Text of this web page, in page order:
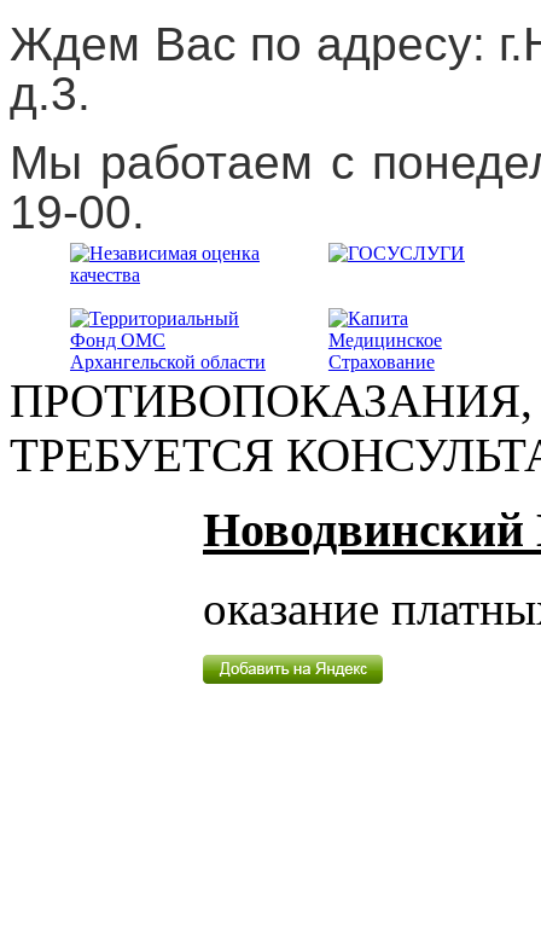
Ждем Вас по адресу:
д.3.
Мы работаем с
19-00.
ПРОТИВОПОКАЗАНИЯ,
ТРЕБУЕТСЯ
оказание